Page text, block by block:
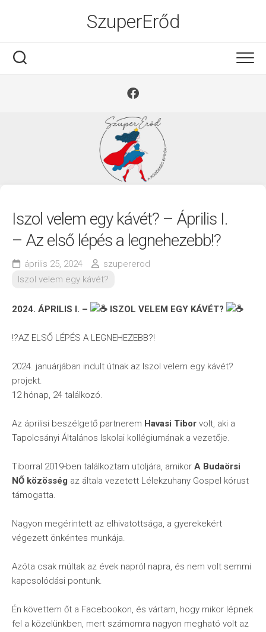
SzuperErőd
Iszol velem egy kávét? – Április I.
– Az első lépés a legnehezebb!?
április 25, 2024
szupererod
Iszol velem egy kávét?
2024. ÁPRILIS I. – ISZOL VELEM EGY KÁVÉT?
!?AZ ELSŐ LÉPÉS A LEGNEHEZEBB?!
2024. januárjában indult útnak az Iszol velem egy kávét?
projekt.
12 hónap, 24 találkozó.
Az áprilisi beszélgető partnerem Havasi Tibor volt, aki a
Tapolcsányi Általános Iskolai kollégiumának a vezetője.
Tiborral 2019-ben találkoztam utoljára, amikor A Budaörsi
NŐ közösség az általa vezetett Lélekzuhany Gospel kórust
támogatta.
Nagyon megérintett az elhivatottsága, a gyerekekért
végezett önkéntes munkája.
Azóta csak múltak az évek napról napra, és nem volt semmi
kapcsolódási pontunk.
Én követtem őt a Facebookon, és vártam, hogy mikor lépnek
fel a közelünkben, mert számomra nagyon megható volt az